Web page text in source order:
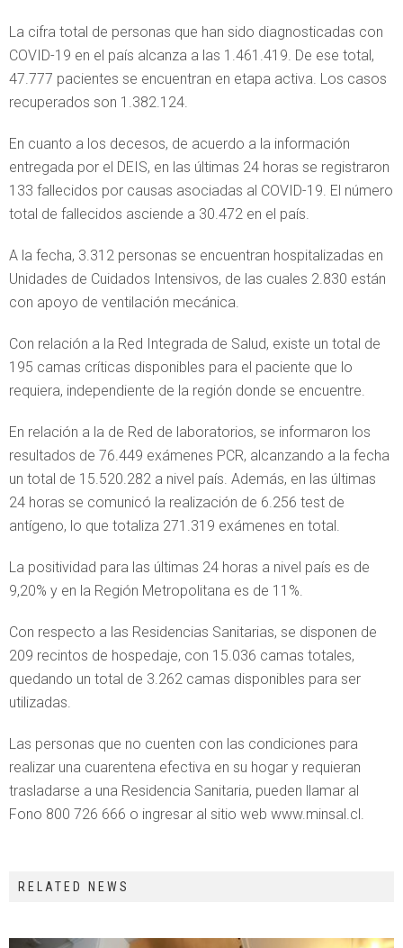
La cifra total de personas que han sido diagnosticadas con
COVID-19 en el país alcanza a las 1.461.419. De ese total,
47.777 pacientes se encuentran en etapa activa. Los casos
recuperados son 1.382.124.
En cuanto a los decesos, de acuerdo a la información
entregada por el DEIS, en las últimas 24 horas se registraron
133 fallecidos por causas asociadas al COVID-19. El número
total de fallecidos asciende a 30.472 en el país.
A la fecha, 3.312 personas se encuentran hospitalizadas en
Unidades de Cuidados Intensivos, de las cuales 2.830 están
con apoyo de ventilación mecánica.
Con relación a la Red Integrada de Salud, existe un total de
195 camas críticas disponibles para el paciente que lo
requiera, independiente de la región donde se encuentre.
En relación a la de Red de laboratorios, se informaron los
resultados de 76.449 exámenes PCR, alcanzando a la fecha
un total de 15.520.282 a nivel país. Además, en las últimas
24 horas se comunicó la realización de 6.256 test de
antígeno, lo que totaliza 271.319 exámenes en total.
La positividad para las últimas 24 horas a nivel país es de
9,20% y en la Región Metropolitana es de 11%.
Con respecto a las Residencias Sanitarias, se disponen de
209 recintos de hospedaje, con 15.036 camas totales,
quedando un total de 3.262 camas disponibles para ser
utilizadas.
Las personas que no cuenten con las condiciones para
realizar una cuarentena efectiva en su hogar y requieran
trasladarse a una Residencia Sanitaria, pueden llamar al
Fono 800 726 666 o ingresar al sitio web www.minsal.cl.
RELATED NEWS